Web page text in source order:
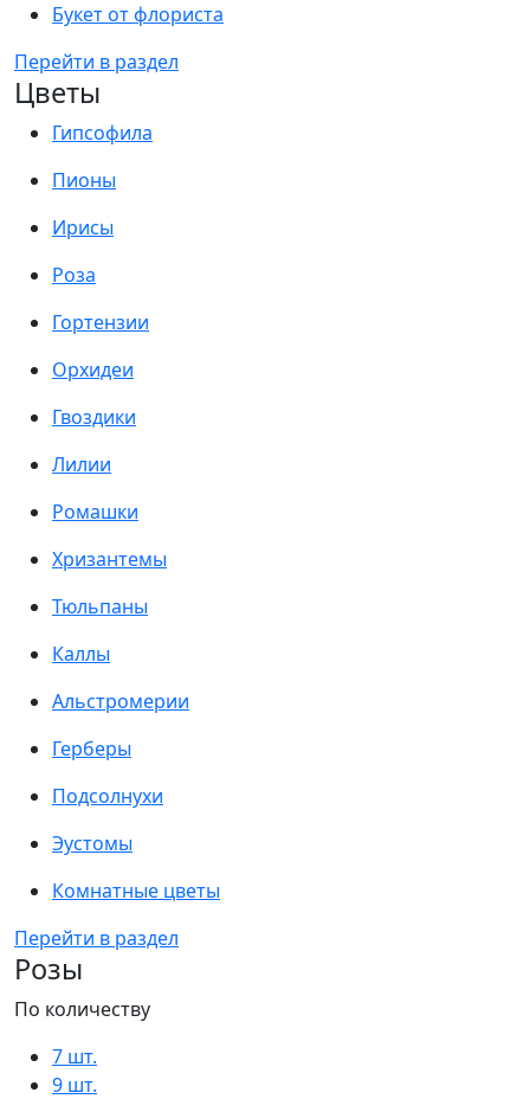
Букет от флориста
Перейти в раздел
Цветы
Гипсофила
Пионы
Ирисы
Роза
Гортензии
Орхидеи
Гвоздики
Лилии
Ромашки
Хризантемы
Тюльпаны
Каллы
Альстромерии
Герберы
Подсолнухи
Эустомы
Комнатные цветы
Перейти в раздел
Розы
По количеству
7 шт.
9 шт.